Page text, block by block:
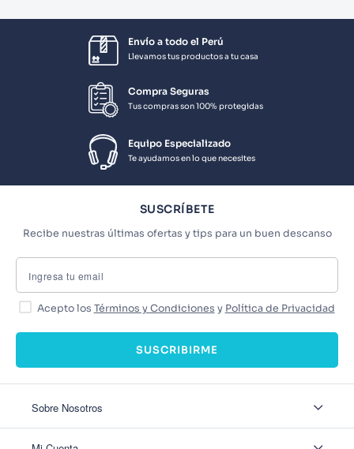
Envío a todo el Perú
Llevamos tus productos a tu casa
Compra Seguras
Tus compras son 100% protegidas
Equipo Especializado
Te ayudamos en lo que necesites
SUSCRÍBETE
Recibe nuestras últimas ofertas y tips para un buen descanso
Acepto los Términos y Condiciones y Política de Privacidad
SUSCRIBIRME
Sobre Nosotros